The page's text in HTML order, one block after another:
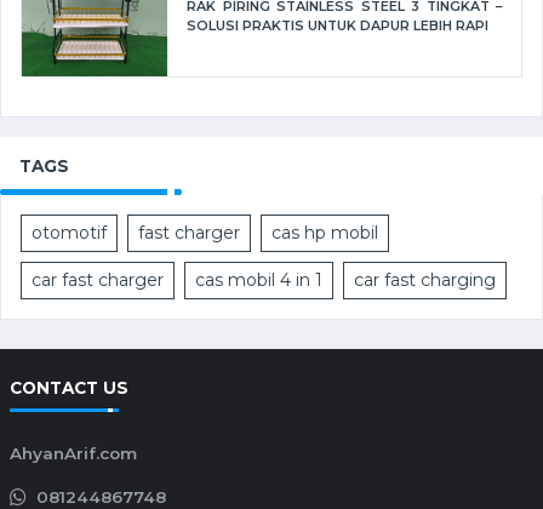
RAK PIRING STAINLESS STEEL 3 TINGKAT –
SOLUSI PRAKTIS UNTUK DAPUR LEBIH RAPI
TAGS
otomotif fast charger cas hp mobil
car fast charger cas mobil 4 in 1 car fast charging
CONTACT US
AhyanArif.com
081244867748